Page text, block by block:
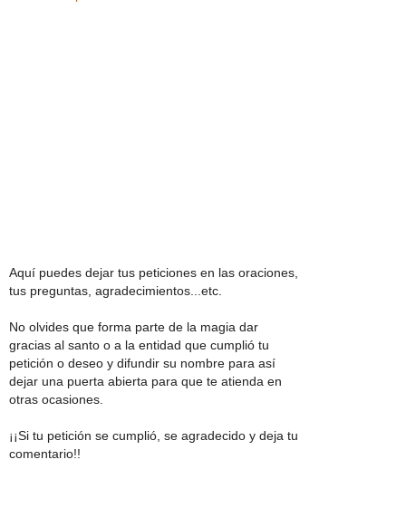
Aquí puedes dejar tus peticiones en las oraciones,
tus preguntas, agradecimientos...etc.
No olvides que forma parte de la magia dar
gracias al santo o a la entidad que cumplió tu
petición o deseo y difundir su nombre para así
dejar una puerta abierta para que te atienda en
otras ocasiones.
¡¡Si tu petición se cumplió, se agradecido y deja tu
comentario!!